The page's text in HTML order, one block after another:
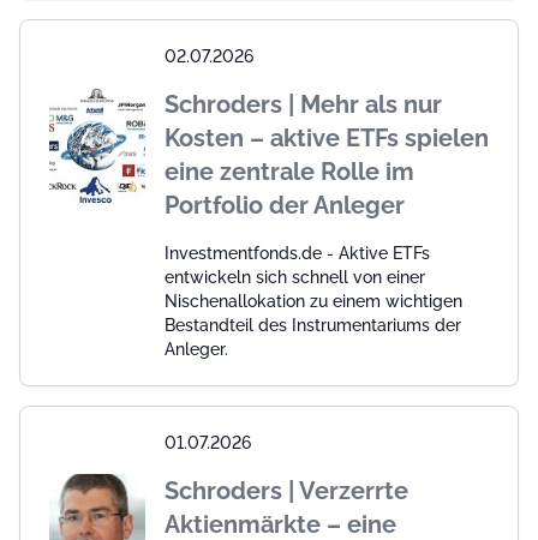
02.07.2026
Schroders | Mehr als nur
Kosten – aktive ETFs spielen
eine zentrale Rolle im
Portfolio der Anleger
Investmentfonds.de - Aktive ETFs
entwickeln sich schnell von einer
Nischenallokation zu einem wichtigen
Bestandteil des Instrumentariums der
Anleger.
01.07.2026
Schroders | Verzerrte
Aktienmärkte – eine